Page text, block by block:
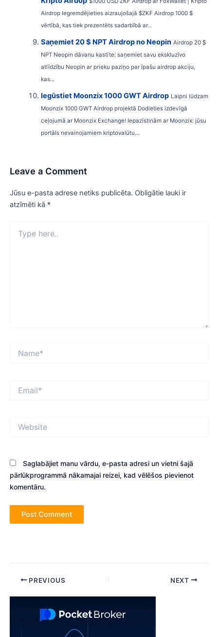
Airdrop Iegremdējieties aizraujošajā $ZKF Airdrop 1000 $
vērtībā, kas tiek prezentēts sadarbībā ar...
Saņemiet 20 $ NPT Airdrop no Neopin Airdrop 20 $
NPT Neopin dāvanu kastīte: saņemiet savu ekskluzīvo
atlīdzību Neopin ar prieku paziņo par īpašu airdrop akciju,
kas...
Iegūstiet Moonzix 1000 GWT Airdrop Laipni lūdzam
Moonzix 1000 GWT Airdrop projektā Dodieties izdevīgā
ceļojumā ar Moonzix Exchange! Iepazīstinām ar Moonzix: jūsu
portāls nevainojamiem kriptovalūtu...
Leave a Comment
Jūsu e-pasta adrese netiks publicēta. Obligātie lauki ir
atzīmēti kā *
here..
Saglabājiet manu vārdu, e-pasta adresi un vietni šajā
pārlūkprogrammā nākamajai reizei, kad vēlēšos pievienot
komentāru.
Post PREVIOUS NEXT